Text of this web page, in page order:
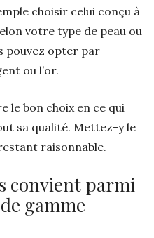
choisir celui conçu à
votre type de peau ou
pouvez opter par
ou l’or.
le bon choix en ce qui
sa qualité. Mettez-y le
raisonnable.
convient parmi
gamme